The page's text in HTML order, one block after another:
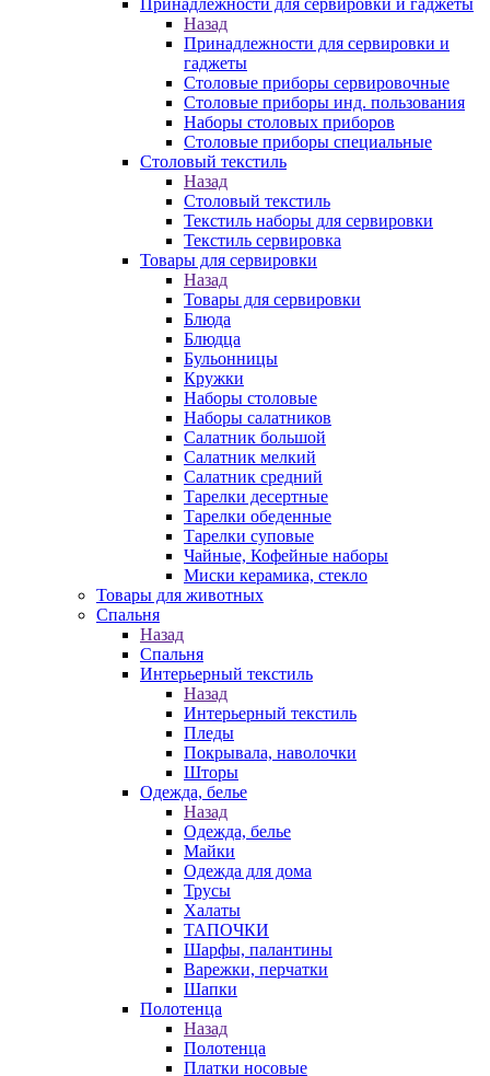
Назад
Принадлежности для сервировки и
гаджеты
Столовые приборы сервировочные
Столовые приборы инд. пользования
Наборы столовых приборов
Столовые приборы специальные
Столовый текстиль
Назад
Столовый текстиль
Текстиль наборы для сервировки
Текстиль сервировка
Товары для сервировки
Назад
Товары для сервировки
Блюда
Блюдца
Бульонницы
Кружки
Наборы столовые
Наборы салатников
Салатник большой
Салатник мелкий
Салатник средний
Тарелки десертные
Тарелки обеденные
Тарелки суповые
Чайные, Кофейные наборы
Миски керамика, стекло
Товары для животных
Спальня
Назад
Спальня
Интерьерный текстиль
Назад
Интерьерный текстиль
Пледы
Покрывала, наволочки
Шторы
Одежда, белье
Назад
Одежда, белье
Майки
Одежда для дома
Трусы
Халаты
ТАПОЧКИ
Шарфы, палантины
Варежки, перчатки
Шапки
Полотенца
Назад
Полотенца
Платки носовые